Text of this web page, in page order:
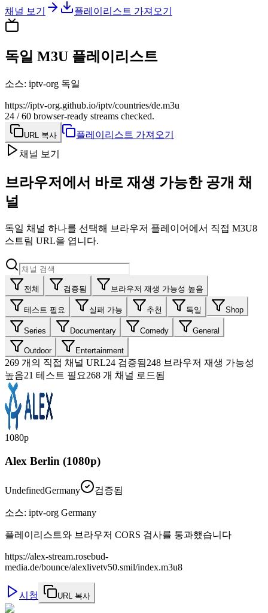
채널 보기 플레이리스트 가져오기
독일 M3U 플레이리스트
소스: iptv-org 독일
https://iptv-org.github.io/iptv/countries/de.m3u
24 / 60 browser-ready streams checked.
URL 복사
플레이리스트 가져오기
채널 보기
브라우저에서 바로 재생 가능한 공개 채
널
독일 채널 하나를 선택해 브라우저 플레이어에서 직접 M3U8
스트림 URL을 엽니다.
전체 검증됨 브라우저 재생 가능성 높음
테스트 필요 실패 가능 추천 독일 Shop
Series Documentary Comedy General
Outdoor Entertainment
269 개의 직접 채널 URL24 검증됨248 브라우저 재생 가능성
높음21 테스트 필요268 개 채널 로드됨
1080p
Alex Berlin (1080p)
UndefinedGermany 검증됨
소스: iptv-org Germany
플레이리스트와 브라우저 CORS 검사를 통과했습니다
https://alex-stream.rosebud-
media.de/bounce/alexlivetv50.smil/index.m3u8
시청 URL 복사